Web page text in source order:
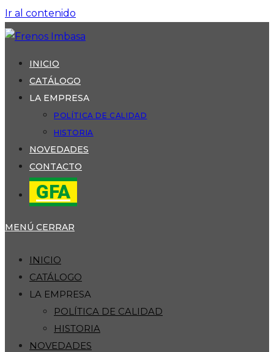
Ir al contenido
INICIO
CATÁLOGO
LA EMPRESA
POLÍTICA DE CALIDAD
HISTORIA
NOVEDADES
CONTACTO
GFA
MENÚ CERRAR
INICIO
CATÁLOGO
LA EMPRESA
POLÍTICA DE CALIDAD
HISTORIA
NOVEDADES